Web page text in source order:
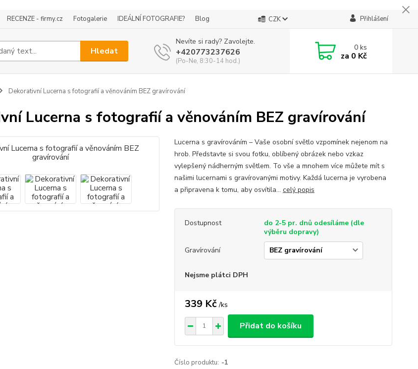
RECENZE - firmy.cz Fotogalerie IDEÁLNÍ FOTOGRAFIE? Blog CZK Přihlášení
Hledat
Nevíte si rady? Zavolejte.
+420773237626
(Po-Ne, 8:30-14 hod.)
0ks
za 0 Kč
Dekorativní Lucerna s fotografií a věnováním BEZ gravírování
Lucerna s fotografií a věnováním BEZ gravírování
Lucerna s gravírováním – Vaše osobní světlo vzpomínek nejenom na
hrob. Představte si svou fotku, oblíbený obrázek nebo vzkaz
vylepšený nádherným světlem. To vše a mnohem více můžete mít s
našimi lucernami s gravírovanými motivy. Každá lucerna je vyrobena
a připravena k tomu, aby osvítila... celý popis
Dostupnost
do 2-5 pr. dnů odesíláme (dle
výběru dopravy)
Gravírování
Nejsme plátci DPH
339 Kč /ks
Přidat do košíku
Číslo produktu: -1